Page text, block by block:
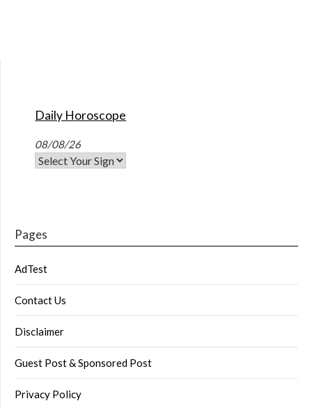
Daily Horoscope
08/08/26
Pages
AdTest
Contact Us
Disclaimer
Guest Post & Sponsored Post
Privacy Policy